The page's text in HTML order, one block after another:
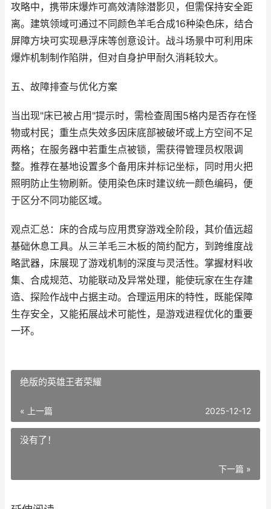
攻略中，携带床爆炸可高效清除潜影贝，但需保持安全距
离。建筑领域可通过不同颜色羊毛合成16种染色床，结合
屏障方块可实现悬浮床等创意设计。战斗场景中可利用床
爆炸机制制作陷阱，但对自身护甲耐久消耗较大。
五、故障排查与优化方案
当出现"床已被占用"提示时，需检查周围5格内是否存在怪
物或村民；重生点失效多因床底部被破坏或上方空间不足
两格；在服务器中若重生点被锁，需获得管理员权限调
整。推荐在基地设置多个备用床并标记坐标，同时用火把
照明防止生物刷新。使用染色床时建议统一颜色编码，便
于区分不同功能区域。
观点汇总：床的合成与应用贯穿游戏全阶段，其价值远超
基础休息工具。从三羊毛三木板的简约配方，到跨维度战
略武器，床展现了游戏机制的深度与灵活性。掌握材料收
集、合成规范、功能联动及异常处理，能使玩家在生存建
造、探险作战中占据主动。合理运用床的特性，既能保障
生存安全，又能拓展战术可能性，是游戏进程优化的重要
一环。
绝版的英雄王者荣耀
« 上一篇 2025-12-12
没有了！
下一篇 »